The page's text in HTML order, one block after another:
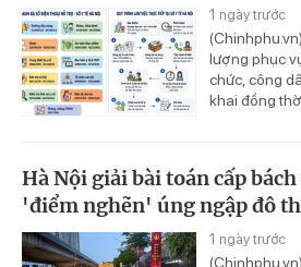
1 ngày trước
lượng phục
chức, công
khai đồng
Hà Nội giải bài toán cấp
'điểm nghẽn' úng ngập đô
1 ngày trước